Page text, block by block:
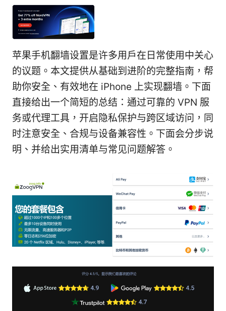
苹果手机翻墙设置是许多用户在日常使用中关心
的议题。本文提供从基础到进阶的完整指南，帮
助你安全、有效地在 iPhone 上实现翻墙。下面
直接给出一个简短的总结：通过可靠的 VPN 服
务或代理工具，开启隐私保护与跨区域访问，同
时注意安全、合规与设备兼容性。下面会分步说
明、并给出实用清单与常见问题解答。